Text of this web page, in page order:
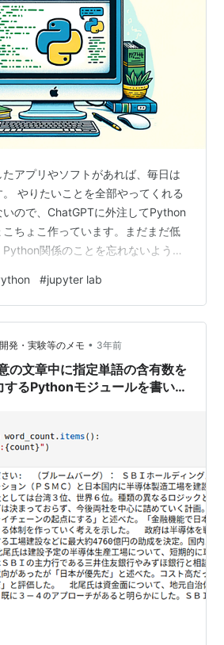
アプリやソフトがあれば、毎日は
やりたいことを全部やってくれる
ので、ChatGPTに外注してPython
ちょこ作っています。まだまだ低
関係のことを忘れないように
#jupyter lab
発・実験等のメモ • 3年前
の文章中に指定単語の含有数を
するPythonモジュールを書いて